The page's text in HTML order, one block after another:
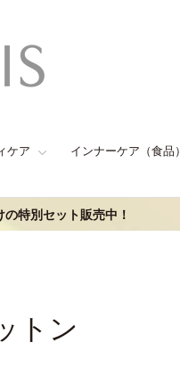
ケア インナーケア（食品）
特別セット販売中！
トン